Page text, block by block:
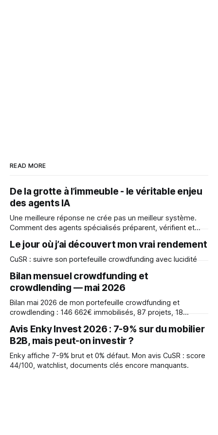
READ MORE
De la grotte à l’immeuble - le véritable enjeu
des agents IA
Une meilleure réponse ne crée pas un meilleur système.
Comment des agents spécialisés préparent, vérifient et
Le jour où j’ai découvert mon vrai rendement
CuSR : suivre son portefeuille crowdfunding avec lucidité
Bilan mensuel crowdfunding et
crowdlending — mai 2026
Bilan mai 2026 de mon portefeuille crowdfunding et
crowdlending : 146 662€ immobilisés, 87 projets, 18
des échecs (InSoil, Realty) et des leçons apprises après 3
ans.
Avis Enky Invest 2026 : 7-9% sur du mobilier
B2B, mais peut-on investir ?
Enky affiche 7-9% brut et 0% défaut. Mon avis CuSR : score
44/100, watchlist, documents clés encore manquants.